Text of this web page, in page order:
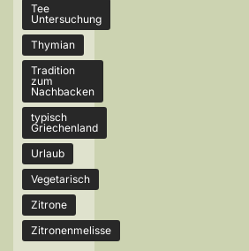
Tee
Untersuchung
Thymian
Tradition
zum
Nachbacken
typisch
Griechenland
Urlaub
Vegetarisch
Zitrone
Zitronenmelisse